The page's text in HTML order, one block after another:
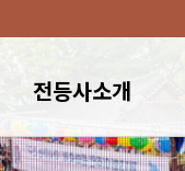
전등사소개